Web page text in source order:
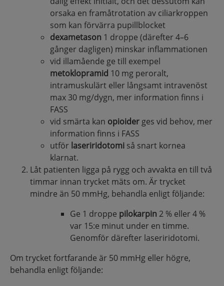
orsaka en framåtrotation av ciliarkroppen
som kan förvärra pupillblocket
dexametason 1 droppe (därefter 4–6
gånger dagligen) minskar inflammationen
vid illamående ge till exempel
metoklopramid 10 mg peroralt,
intramuskulärt eller långsamt intravenöst
max 30 mg/dygn, mer information finns i
FASS
vid smärta kan opioider ges vid behov, mer
information finns i FASS
utför laseriridotomi så snart kornea
klarnat.
Låt patienten ligga på rygg och avvakta en till två
timmar innan trycket mäts om. Är trycket
mindre än 50 mmHg, behandla enligt följande:
Ge 1 droppe pilokarpin 2 % eller 4 %
var 15:e minut under en timme.
Genomför därefter laseriridotomi.
Om trycket fortfarande är 50 mmHg eller högre,
behandla enligt följande: